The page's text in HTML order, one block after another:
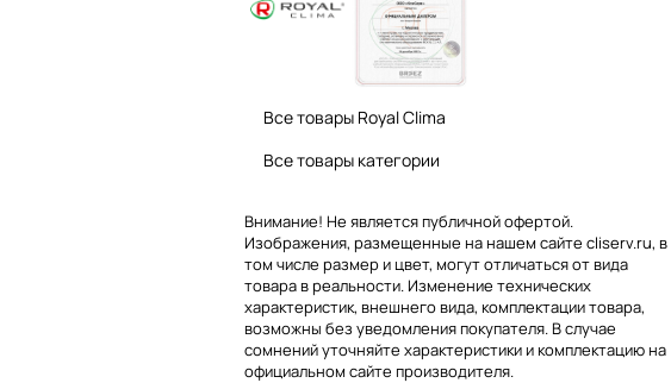
Все товары Royal Clima
Все товары категории
Внимание! Не является публичной офертой.
Изображения, размещенные на нашем сайте cliserv.ru, в
том числе размер и цвет, могут отличаться от вида
товара в реальности. Изменение технических
характеристик, внешнего вида, комплектации товара,
возможны без уведомления покупателя. В случае
сомнений уточняйте характеристики и комплектацию на
официальном сайте производителя.